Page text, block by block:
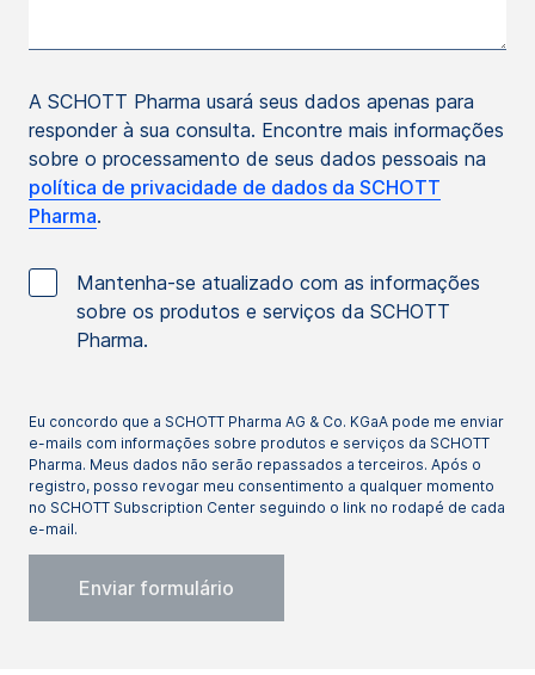
A SCHOTT Pharma usará seus dados apenas para
responder à sua consulta. Encontre mais informações
sobre o processamento de seus dados pessoais na
política de privacidade de dados da SCHOTT
Pharma.
Mantenha-se atualizado com as informações
sobre os produtos e serviços da SCHOTT
Pharma.
Eu concordo que a SCHOTT Pharma AG & Co. KGaA pode me enviar
e-mails com informações sobre produtos e serviços da SCHOTT
Pharma. Meus dados não serão repassados a terceiros. Após o
registro, posso revogar meu consentimento a qualquer momento
no SCHOTT Subscription Center seguindo o link no rodapé de cada
e-mail.